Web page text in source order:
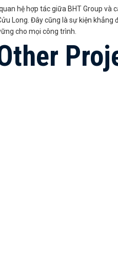
hệ hợp tác giữa BHT Group
Long. Đây cũng là sự kiện
cho mọi công trình.